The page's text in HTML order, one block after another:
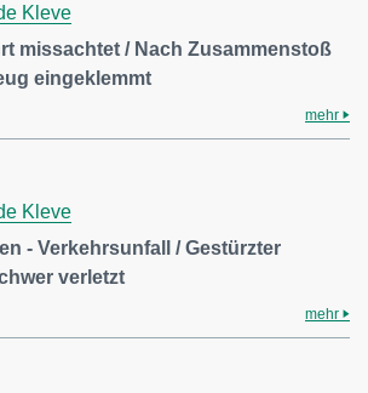
Kleve
missachtet / Nach Zusammenstoß
eingeklemmt
mehr
Kleve
- Verkehrsunfall / Gestürzter
verletzt
mehr